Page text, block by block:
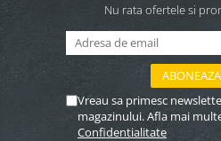
Nu rata ofertele si
Vreau sa primesc
magazinului. Afla mai
Confidentialitate